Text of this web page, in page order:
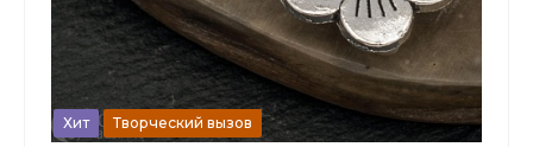
Хит Творческий вызов